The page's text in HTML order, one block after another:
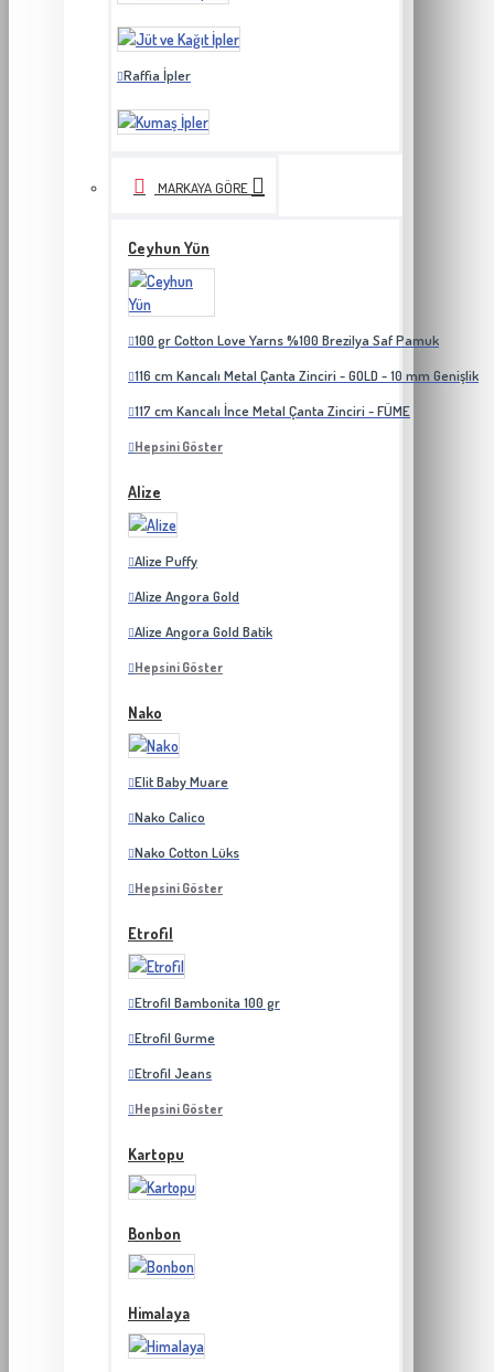
Raffia İpler
MARKAYA GÖRE
Ceyhun Yün
100 gr Cotton Love Yarns %100 Brezilya Saf Pamuk
116 cm Kancalı Metal Çanta Zinciri - GOLD - 10 mm Genişlik
117 cm Kancalı İnce Metal Çanta Zinciri - FÜME
Hepsini Göster
Alize
Alize Puffy
Alize Angora Gold
Alize Angora Gold Batik
Hepsini Göster
Nako
Elit Baby Muare
Nako Calico
Nako Cotton Lüks
Hepsini Göster
Etrofil
Etrofil Bambonita 100 gr
Etrofil Gurme
Etrofil Jeans
Hepsini Göster
Kartopu
Bonbon
Himalaya